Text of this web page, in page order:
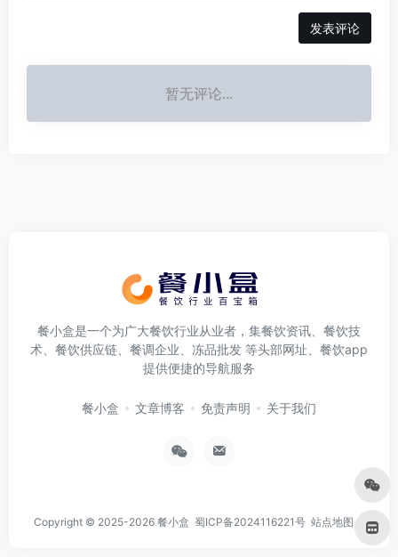
发表评论
暂无评论...
餐小盒是一个为广大餐饮行业从业者，集餐饮资讯、餐饮技
术、餐饮供应链、餐调企业、冻品批发 等头部网址、餐饮app
提供便捷的导航服务
餐小盒 文章博客 免责声明 关于我们
Copyright © 2025-2026 餐小盒 蜀ICP备2024116221号 站点地图